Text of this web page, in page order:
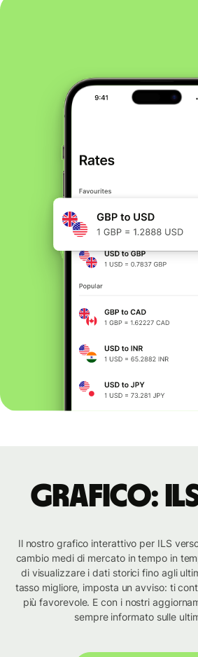
Grafico: ILS
Il nostro grafico interattivo per ILS
cambio medi di mercato in tempo in
di visualizzare i dati storici fino agli
tasso migliore, imposta un avviso: ti
più favorevole. E con i nostri
sempre informato sulle